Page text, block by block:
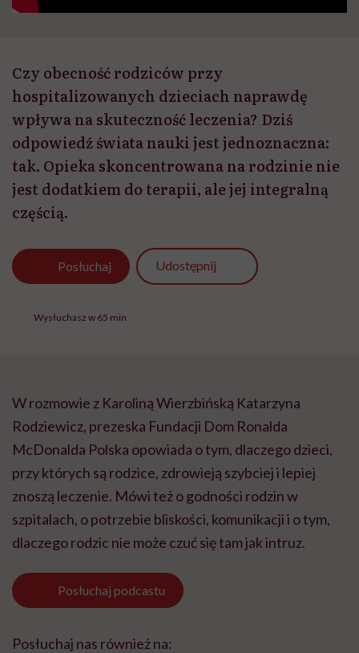
Czy obecność rodziców przy
hospitalizowanych dzieciach naprawdę
wpływa na skuteczność leczenia? Dziś
odpowiedź świata nauki jest jednoznaczna:
tak. Opieka skoncentrowana na rodzinie nie
jest dodatkiem do terapii, ale jej integralną
częścią.
Posłuchaj Udostępnij
Wysłuchasz w 65 min
W rozmowie z Karoliną Wierzbińską Katarzyna
Rodziewicz, prezeska Fundacji Dom Ronalda
McDonalda Polska opowiada o tym, dlaczego dzieci,
przy których są rodzice, zdrowieją szybciej i lepiej
znoszą leczenie. Mówi też o godności rodzin w
szpitalach, o potrzebie bliskości, komunikacji i o tym,
dlaczego rodzic nie może czuć się tam jak intruz.
Posłuchaj podcastu
Posłuchaj nas również na: